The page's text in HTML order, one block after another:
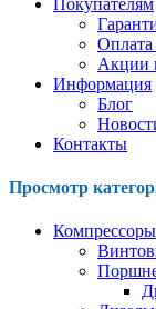
Оплата
Акции
Информация
Блог
Контакты
Просмотр
Компрессоры